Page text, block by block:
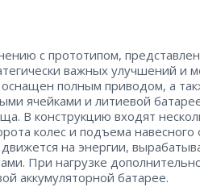
с прототипом,
важных улучшений и
оснащен полным приводом, а
ячейками и литиевой
В конструкцию входят
колес и подъема
движется на энергии,
При нагрузке
аккумуляторной батарее.